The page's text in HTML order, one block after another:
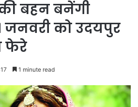
बहन बनेंगी
जनवरी को उदयपुर
फेरे
1 minute read